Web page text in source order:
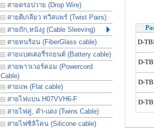
สายดรอปวาย (Drop Wire)
สายตีเกลียว ทวิสแพร์ (Twist Pairs)
สายถัก,หนังงู (Cable Sleeving)
สายทนร้อน (FiberGlass cable)
สายแบตเตอรี่รถยนต์ (Battery cable)
สายพาวเวอร์คอม (Powercord
Cable)
สายแพ (Flat cable)
สายไฟแบน H07VVH6-F
สายไฟคู่, ดำ-แดง (Twins Cable)
สายไฟซิลิโคน (Silicone cable)
D-
D-
D-
D-